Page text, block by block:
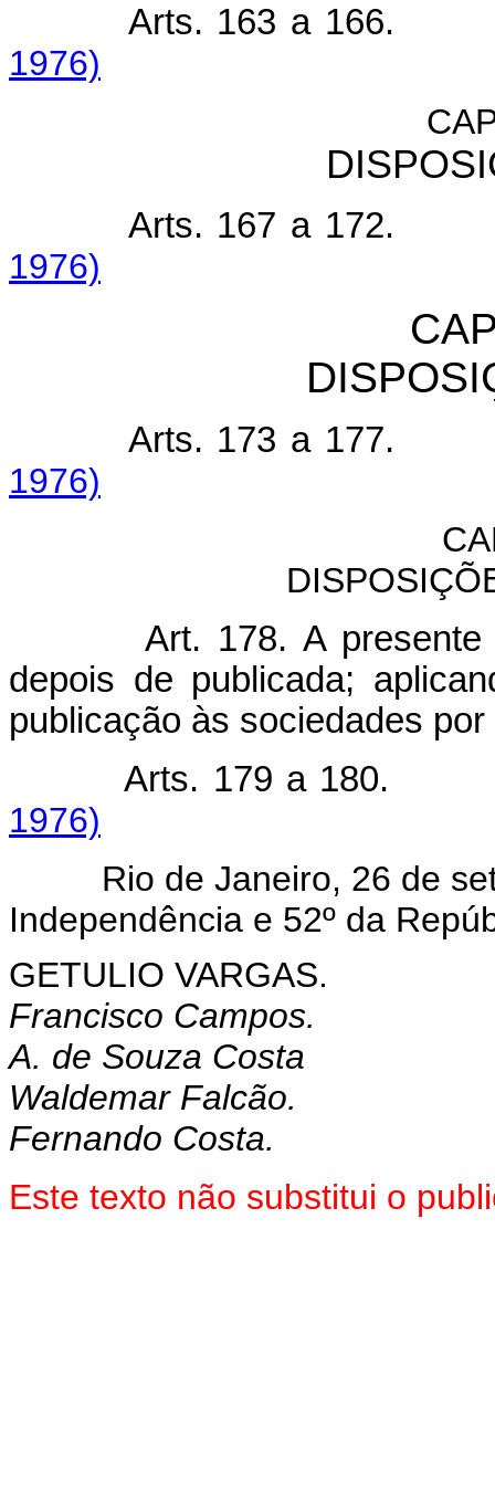
Arts. 163 a 166.
1976)
Arts. 167 a 172.
1976)
Arts. 173 a 177.
1976)
Art. 178. A
depois de publicada;
publicação às sociedades
Arts. 179 a
1976)
Rio de Janeiro, 26 de
Independência e 52º da
GETULIO VARGAS.
Francisco Campos.
A. de Souza Costa
Waldemar Falcão.
Fernando Costa.
Este texto não substitui o